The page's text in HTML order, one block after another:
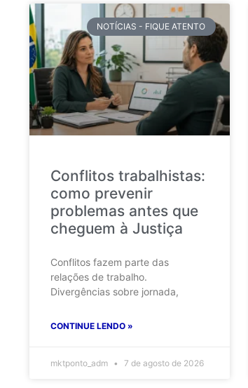
NOTÍCIAS - FIQUE ATENTO
Conflitos trabalhistas:
como prevenir
problemas antes que
cheguem à Justiça
Conflitos fazem parte das
relações de trabalho.
Divergências sobre jornada,
CONTINUE LENDO »
mktponto_adm 7 de agosto de 2026